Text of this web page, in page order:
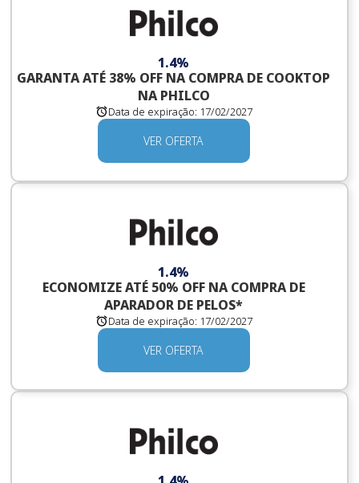
1.4%
GARANTA ATÉ 38% OFF NA COMPRA DE COOKTOP
NA PHILCO
Data de expiração: 17/02/2027
VER OFERTA
1.4%
ECONOMIZE ATÉ 50% OFF NA COMPRA DE
APARADOR DE PELOS*
Data de expiração: 17/02/2027
VER OFERTA